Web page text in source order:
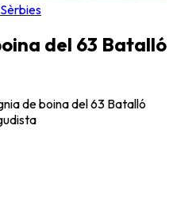
del 63 Batalló
de boina del 63 Batalló